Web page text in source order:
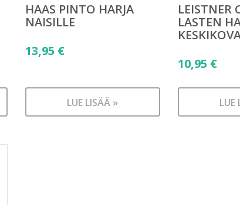
HAAS PINTO HARJA
NAISILLE
13,95 €
LUE LISÄÄ »
LEISTNER
LASTEN
10,95 €
LUE